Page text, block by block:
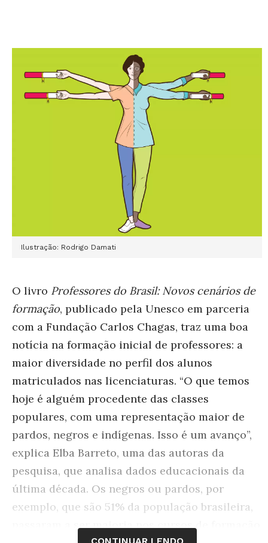
Ilustração: Rodrigo Damati
O livro Professores do Brasil: Novos cenários de
formação, publicado pela Unesco em parceria
com a Fundação Carlos Chagas, traz uma boa
notícia na formação inicial de professores: a
maior diversidade no perfil dos alunos
matriculados nas licenciaturas. “O que temos
hoje é alguém procedente das classes
populares, com uma representação maior de
pardos, negros e indígenas. Isso é um avanço”,
explica Elba Barreto, uma das autoras da
pesquisa, que analisa dados educacionais da
última década. Os negros ou pardos, por
exemplo, que são 51% da população brasileira,
passaram a ser maioria nos cursos de formação